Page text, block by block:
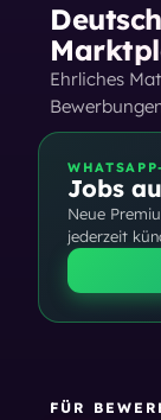
Ehrliches
Jobs
Neue
jederzeit
FÜR